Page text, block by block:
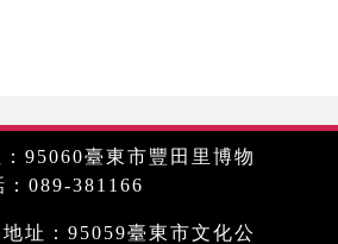
95060臺東市豐田里博物
089-381166
址：95059臺東市文化公